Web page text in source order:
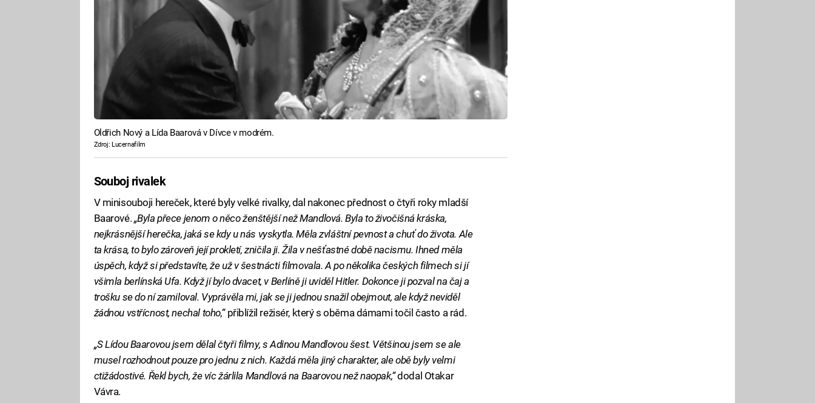
Oldřich Nový a Lída Baarová v Dívce v modrém.
Zdroj: Lucernafilm
Souboj rivalek
V minisouboji hereček, které byly velké rivalky, dal nakonec přednost o čtyři roky mladší
Baarové. „Byla přece jenom o něco ženštější než Mandlová. Byla to živočišná kráska,
nejkrásnější herečka, jaká se kdy u nás vyskytla. Měla zvláštní pevnost a chuť do života. Ale
ta krása, to bylo zároveň její prokletí, zničila ji. Žila v nešťastné době nacismu. Ihned měla
úspěch, když si představíte, že už v šestnácti filmovala. A po několika českých filmech si jí
všimla berlínská Ufa. Když jí bylo dvacet, v Berlíně ji uviděl Hitler. Dokonce ji pozval na čaj a
trošku se do ní zamiloval. Vyprávěla mi, jak se ji jednou snažil obejmout, ale když neviděl
žádnou vstřícnost, nechal toho,“ přiblížil režisér, který s oběma dámami točil často a rád.
„S Lídou Baarovou jsem dělal čtyři filmy, s Adinou Mandlovou šest. Většinou jsem se ale
musel rozhodnout pouze pro jednu z nich. Každá měla jiný charakter, ale obě byly velmi
ctižádostivé. Řekl bych, že víc žárlila Mandlová na Baarovou než naopak,“dodal Otakar
Vávra.